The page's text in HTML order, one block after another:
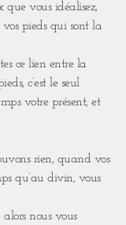
que vous idéalisez,
vos pieds qui sont la
ce lien entre la
c’est le seul
votre présent, et
rien, quand vos
qu’au divin, vous
alors nous vous